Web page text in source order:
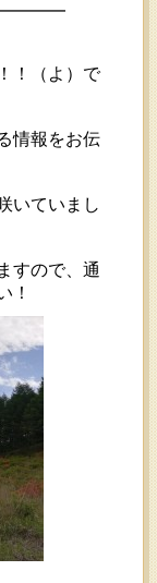
！（よ）で
情報をお伝
いていまし
すので、通
！